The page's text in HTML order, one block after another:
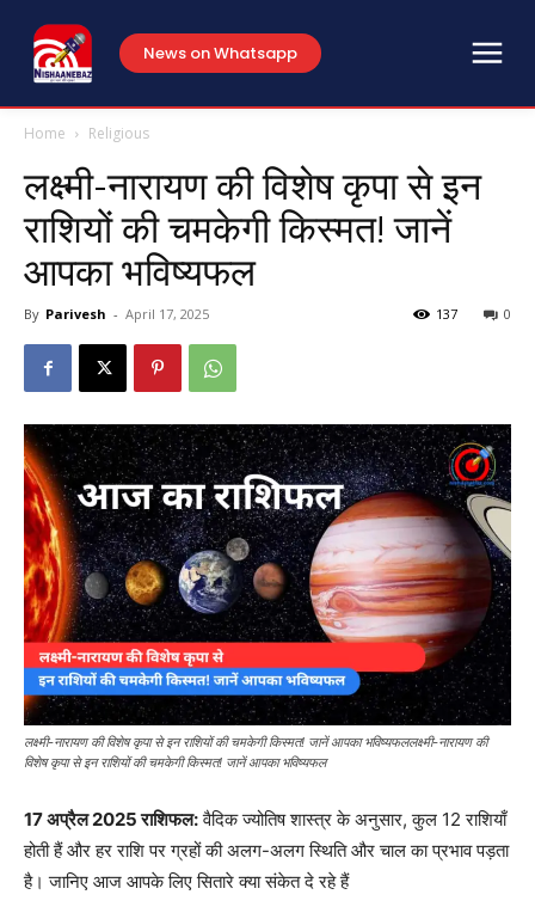
News on Whatsapp
Home Religious
लक्ष्मी-नारायण की विशेष कृपा से इन
राशियों की चमकेगी किस्मत! जानें
आपका भविष्यफल
By Parivesh - April 17, 2025 0
137
लक्ष्मी-नारायण की विशेष कृपा से इन राशियों की चमकेगी किस्मत! जानें आपका भविष्यफललक्ष्मी-नारायण की
विशेष कृपा से इन राशियों की चमकेगी किस्मत! जानें आपका भविष्यफल
17 अप्रैल 2025 राशिफल:वैदिक ज्योतिष शास्त्र के अनुसार, कुल 12 राशियाँ
होती हैं और हर राशि पर ग्रहों की अलग-अलग स्थिति और चाल का प्रभाव पड़ता
है। जानिए आज आपके लिए सितारे क्या संकेत दे रहे हैं